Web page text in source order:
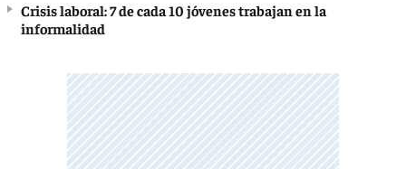
Crisis laboral: 7 de cada 10 jóvenes trabajan en la
informalidad